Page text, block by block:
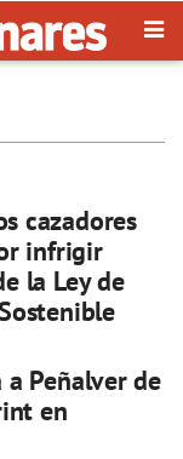
cazadores
infrigir
la Ley de
Peñalver de
en